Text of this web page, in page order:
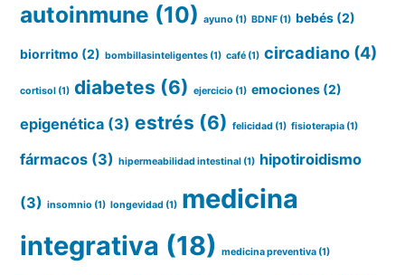
autoinmune (10) ayuno (1) BDNF (1) bebés (2)
biorritmo (2) bombillasinteligentes (1) café (1) circadiano (4)
cortisol (1) diabetes (6) ejercicio (1) emociones (2)
epigenética (3) estrés (6) felicidad (1) fisioterapia (1)
fármacos (3) hipermeabilidad intestinal (1) hipotiroidismo
(3) insomnio (1) longevidad (1) medicina
integrativa (18) medicina preventiva (1)